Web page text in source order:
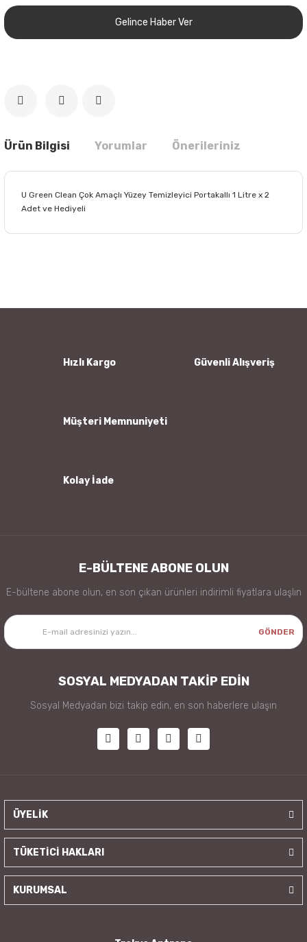
Gelince Haber Ver
Ürün Bilgisi Yorumlar Önerileriniz
U Green Clean Çok Amaçlı Yüzey Temizleyici Portakallı 1 Litre x 2
Adet ve Hediyeli
Ürün bilgilerinde hatalar bulunuyor.
Hızlı Kargo Güvenli Alışveriş
Müşteri Memnuniyeti
Kolay İade
E-BÜLTENE ABONE OLUN
E-bültene abone olun, en son çıkan ürünleri indirimli fiyatlara ulaşlın
GÖNDER
SOSYAL MEDYADAN TAKİP EDİN
Sosyal Medyadan bizi takip edin, en son haberlere ulaşın
ÜYELİK
TÜKETİCİ HAKLARI
KURUMSAL